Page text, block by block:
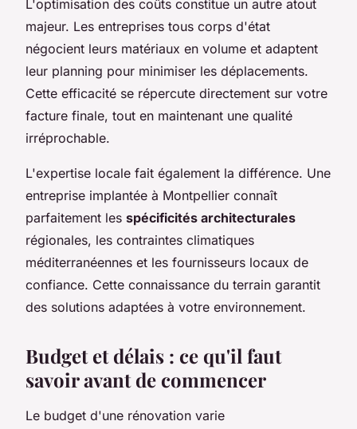
L'optimisation des coûts constitue un autre atout
majeur. Les entreprises tous corps d'état
négocient leurs matériaux en volume et adaptent
leur planning pour minimiser les déplacements.
Cette efficacité se répercute directement sur votre
facture finale, tout en maintenant une qualité
irréprochable.
L'expertise locale fait également la différence. Une
entreprise implantée à Montpellier connaît
parfaitement les spécificités architecturales
régionales, les contraintes climatiques
méditerranéennes et les fournisseurs locaux de
confiance. Cette connaissance du terrain garantit
des solutions adaptées à votre environnement.
Budget et délais : ce qu'il faut
savoir avant de commencer
Le budget d'une rénovation varie